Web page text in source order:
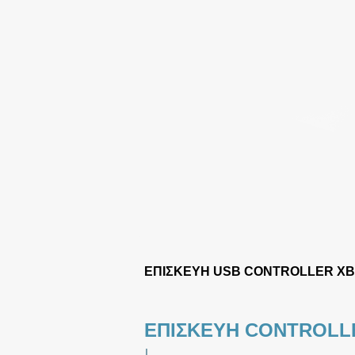
ΕΠΙΣΚΕΥΗ USB CONTROLLER
ΕΠΙΣΚΕΥΗ